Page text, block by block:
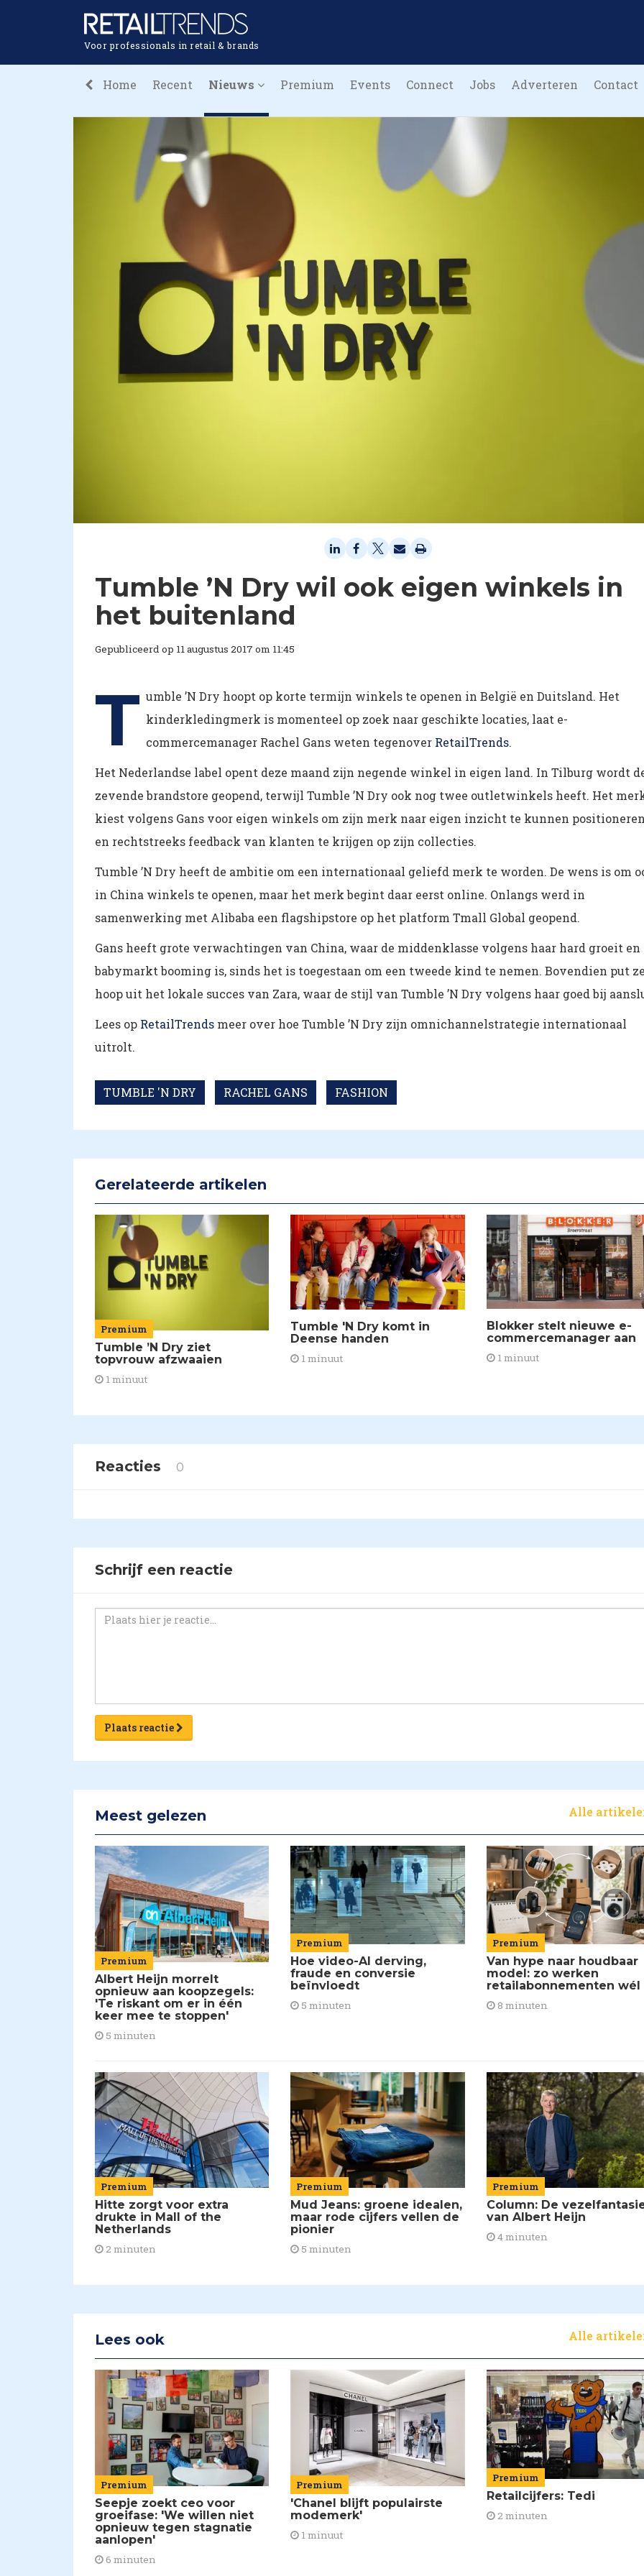
Voor professionals in retail & brands
Home Recent Nieuws Premium Events Connect Jobs Adverteren Contact
Tumble ’N Dry wil ook eigen winkels in
het buitenland
Gepubliceerd op 11 augustus 2017 om 11:45
T umble ’N Dry hoopt op korte termijn winkels te openen in België en Duitsland. Het
kinderkledingmerk is momenteel op zoek naar geschikte locaties, laat e-
commercemanager Rachel Gans weten tegenover RetailTrends.
Het Nederlandse label opent deze maand zijn negende winkel in eigen land. In Tilburg wordt
zevende brandstore geopend, terwijl Tumble ’N Dry ook nog twee outletwinkels heeft. Het
kiest volgens Gans voor eigen winkels om zijn merk naar eigen inzicht te kunnen
en rechtstreeks feedback van klanten te krijgen op zijn collecties.
Tumble ’N Dry heeft de ambitie om een internationaal geliefd merk te worden. De wens is om
in China winkels te openen, maar het merk begint daar eerst online. Onlangs werd in
samenwerking met Alibaba een flagshipstore op het platform Tmall Global geopend.
Gans heeft grote verwachtingen van China, waar de middenklasse volgens haar hard groeit en
babymarkt booming is, sinds het is toegestaan om een tweede kind te nemen. Bovendien put
hoop uit het lokale succes van Zara, waar de stijl van Tumble ’N Dry volgens haar goed bij
Lees op RetailTrends meer over hoe Tumble ’N Dry zijn omnichannelstrategie internationaal
uitrolt.
TUMBLE 'N DRY RACHEL GANS FASHION
Gerelateerde artikelen
Premium
Tumble ’N Dry ziet
topvrouw afzwaaien
1 minuut
Tumble 'N Dry komt in
Deense handen
1 minuut
Blokker stelt nieuwe e-
commercemanager aan
1 minuut
Reacties 0
Schrijf een reactie
Plaats reactie
Meest gelezen Alle
Premium
Albert Heijn morrelt
opnieuw aan koopzegels:
'Te riskant om er in één
keer mee te stoppen'
5 minuten
Premium
Hoe video-AI derving,
fraude en conversie
beïnvloedt
5 minuten
Premium
Van hype naar houdbaar
model: zo werken
retailabonnementen wél
8 minuten
Premium
Hitte zorgt voor extra
drukte in Mall of the
Netherlands
2 minuten
Premium
Mud Jeans: groene idealen,
maar rode cijfers vellen de
pionier
5 minuten
Premium
Column: De
van Albert Heijn
4 minuten
Lees ook Alle
Premium
Seepje zoekt ceo voor
groeifase: 'We willen niet
opnieuw tegen stagnatie
aanlopen'
6 minuten
Premium
'Chanel blijft populairste
modemerk'
1 minuut
Premium
Retailcijfers: Tedi
2 minuten